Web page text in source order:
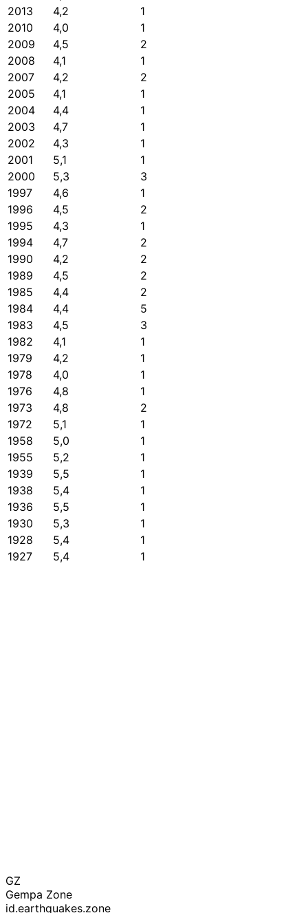
2013
4,2
1
2010
4,0
1
2009
4,5
2
2008
4,1
1
2007
4,2
2
2005
4,1
1
2004
4,4
1
2003
4,7
1
2002
4,3
1
2001
5,1
1
2000
5,3
3
1997
4,6
1
1996
4,5
2
1995
4,3
1
1994
4,7
2
1990
4,2
2
1989
4,5
2
1985
4,4
2
1984
4,4
5
1983
4,5
3
1982
4,1
1
1979
4,2
1
1978
4,0
1
1976
4,8
1
1973
4,8
2
1972
5,1
1
1958
5,0
1
1955
5,2
1
1939
5,5
1
1938
5,4
1
1936
5,5
1
1930
5,3
1
1928
5,4
1
1927
5,4 1
GZ
Gempa Zone
id.earthquakes.zone